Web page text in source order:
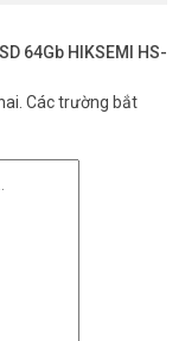
độ, dung lượng và
Gọi ngay 1900
hàng và nhận ưu
tin tại
64Gb HIKSEMI HS-
Các trường bắt